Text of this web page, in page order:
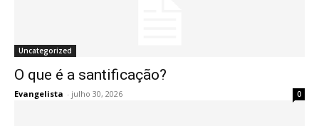
Uncategorized
O que é a santificação?
Evangelista - julho 30, 2026 0